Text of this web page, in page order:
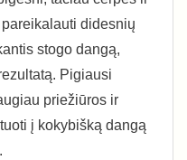
didesnių
stogo dangą,
Pigiausi
priežiūros ir
į kokybišką dangą